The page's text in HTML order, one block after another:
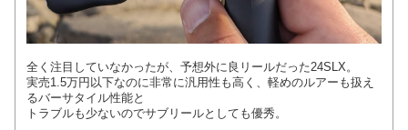
全く注目していなかったが、予想外に良リールだった24SLX。
実売1.5万円以下なのに非常に汎用性も高く、軽めのルアーも扱え
るバーサタイル性能と
トラブルも少ないのでサブリールとしても優秀。